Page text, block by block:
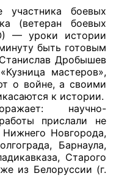
условий
участника боевых
(ветеран боевых
— уроки истории
быть готовым
Дробышев
мастеров»,
о войне, а своими
к истории.
научно-
прислали не
Новгорода,
Барнаула,
Старого
из Белоруссии (г.